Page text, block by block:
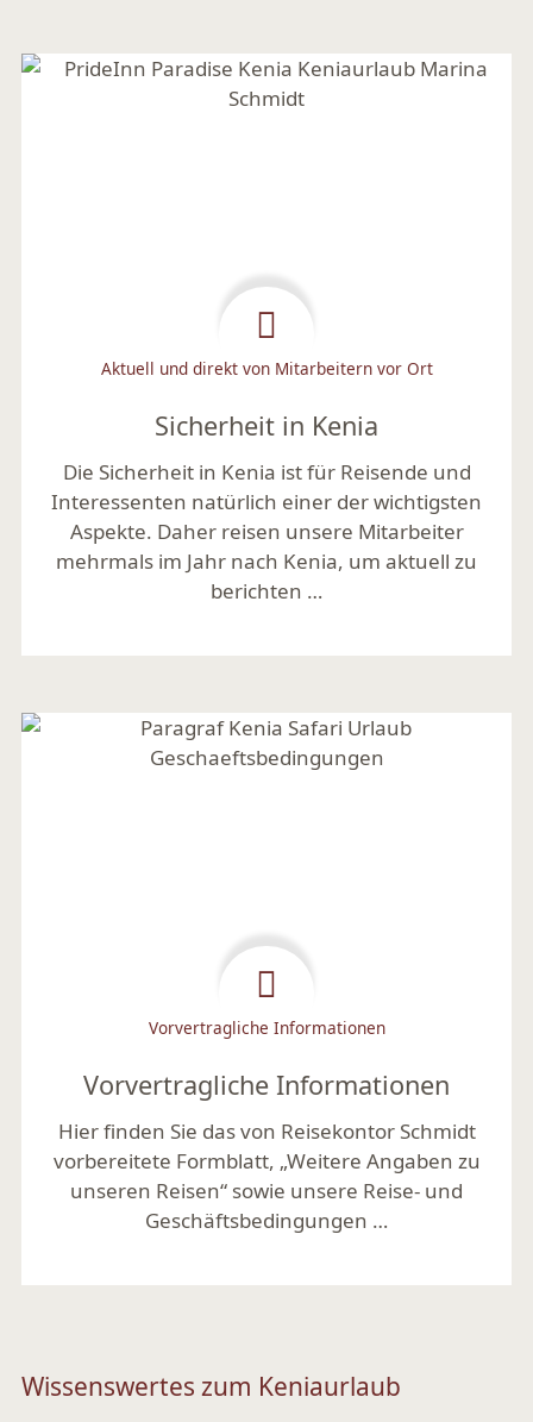
Aktuell und direkt von Mitarbeitern vor Ort
Sicherheit in Kenia
Die Sicherheit in Kenia ist für Reisende und
Interessenten natürlich einer der wichtigsten
Aspekte. Daher reisen unsere Mitarbeiter
mehrmals im Jahr nach Kenia, um aktuell zu
berichten …
Vorvertragliche Informationen
Vorvertragliche Informationen
Hier finden Sie das von Reisekontor Schmidt
vorbereitete Formblatt, „Weitere Angaben zu
unseren Reisen“ sowie unsere Reise- und
Geschäftsbedingungen …
Wissenswertes zum Keniaurlaub